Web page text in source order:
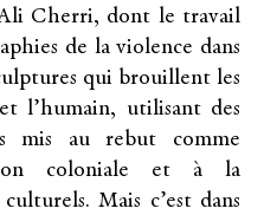
Ali Cherri, dont le travail
de la violence dans
qui brouillent les
l’humain, utilisant des
mis au rebut comme
coloniale et à la
Mais c’est dans